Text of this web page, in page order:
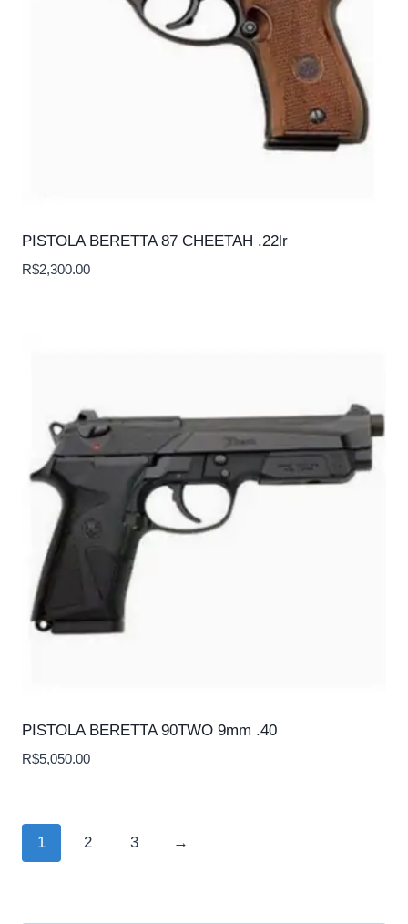
PISTOLA BERETTA 87 CHEETAH .22lr
R$2,300.00
PISTOLA BERETTA 90TWO 9mm .40
R$5,050.00
1 2 3 →